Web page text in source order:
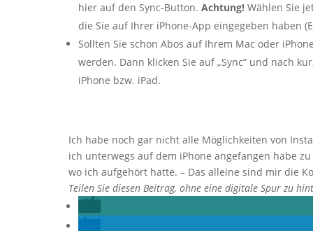
hier auf den Sync-Button. Achtung! Wählen Sie
die Sie auf Ihrer iPhone-App eingegeben haben
Sollten Sie schon Abos auf Ihrem Mac oder
werden. Dann klicken Sie auf „Sync“ und nach
iPhone bzw. iPad.
Ich habe noch gar nicht alle Möglichkeiten von
ich unterwegs auf dem iPhone angefangen habe
wo ich aufgehört hatte. – Das alleine sind mir die
Teilen Sie diesen Beitrag, ohne eine digitale Spur zu